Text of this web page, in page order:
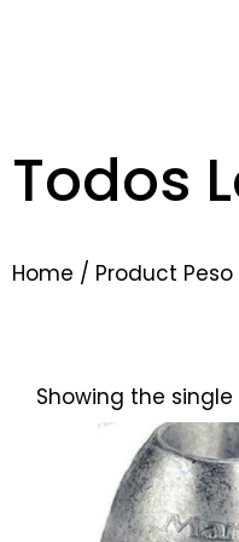
Todos
Home / Product Peso
Showing the single